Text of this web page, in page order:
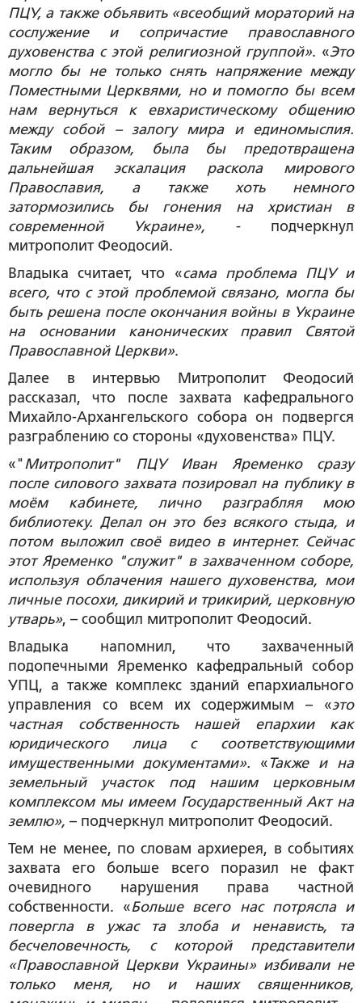
ПЦУ, а также объявить «всеобщий мораторий на
сослужение и сопричастие православного
духовенства с этой религиозной группой». «Это
могло бы не только снять напряжение между
Поместными Церквями, но и помогло бы всем
нам вернуться к евхаристическому общению
между собой – залогу мира и единомыслия.
Таким образом, была бы предотвращена
дальнейшая эскалация раскола мирового
Православия, а также хоть немного
затормозились бы гонения на христиан в
современной Украине», - подчеркнул
митрополит Феодосий.
Владыка считает, что «сама проблема ПЦУ и
всего, что с этой проблемой связано, могла бы
быть решена после окончания войны в Украине
на основании канонических правил Святой
Православной Церкви».
Далее в интервью Митрополит Феодосий
рассказал, что после захвата кафедрального
Михайло-Архангельского собора он подвергся
разграблению со стороны «духовенства» ПЦУ.
«"Митрополит" ПЦУ Иван Яременко сразу
после силового захвата позировал на публику в
моём кабинете, лично разграбляя мою
библиотеку. Делал он это без всякого стыда, и
потом выложил своё видео в интернет. Сейчас
этот Яременко "служит" в захваченном соборе,
используя облачения нашего духовенства, мои
личные посохи, дикирий и трикирий, церковную
утварь», – сообщил митрополит Феодосий.
Владыка напомнил, что захваченный
подопечными Яременко кафедральный собор
УПЦ, а также комплекс зданий епархиального
управления со всем их содержимым – «это
частная собственность нашей епархии как
юридического лица с соответствующими
имущественными документами». « Также и на
земельный участок под нашим церковным
комплексом мы имеем Государственный Акт на
землю», – подчеркнул митрополит Феодосий.
Тем не менее, по словам архиерея, в событиях
захвата его больше всего поразил не факт
очевидного нарушения права частной
собственности. «Больше всего нас потрясла и
повергла в ужас та злоба и ненависть, та
бесчеловечность, с которой представители
«Православной Церкви Украины» избивали не
только меня, но и наших священников,